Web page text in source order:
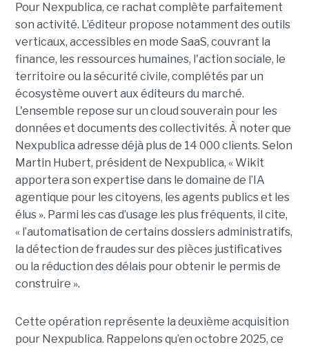
Pour Nexpublica, ce rachat complète parfaitement
son activité. L’éditeur propose notamment des outils
verticaux, accessibles en mode SaaS, couvrant la
finance, les ressources humaines, l'action sociale, le
territoire ou la sécurité civile, complétés par un
écosystème ouvert aux éditeurs du marché.
L'ensemble repose sur un cloud souverain pour les
données et documents des collectivités. À noter que
Nexpublica adresse déjà plus de 14 000 clients. Selon
Martin Hubert, président de Nexpublica, « Wikit
apportera son expertise dans le domaine de l’IA
agentique pour les citoyens, les agents publics et les
élus ». Parmi les cas d’usage les plus fréquents, il cite,
« l’automatisation de certains dossiers administratifs,
la détection de fraudes sur des pièces justificatives
ou la réduction des délais pour obtenir le permis de
construire ».
Cette opération représente la deuxième acquisition
pour Nexpublica. Rappelons qu’en octobre 2025, ce